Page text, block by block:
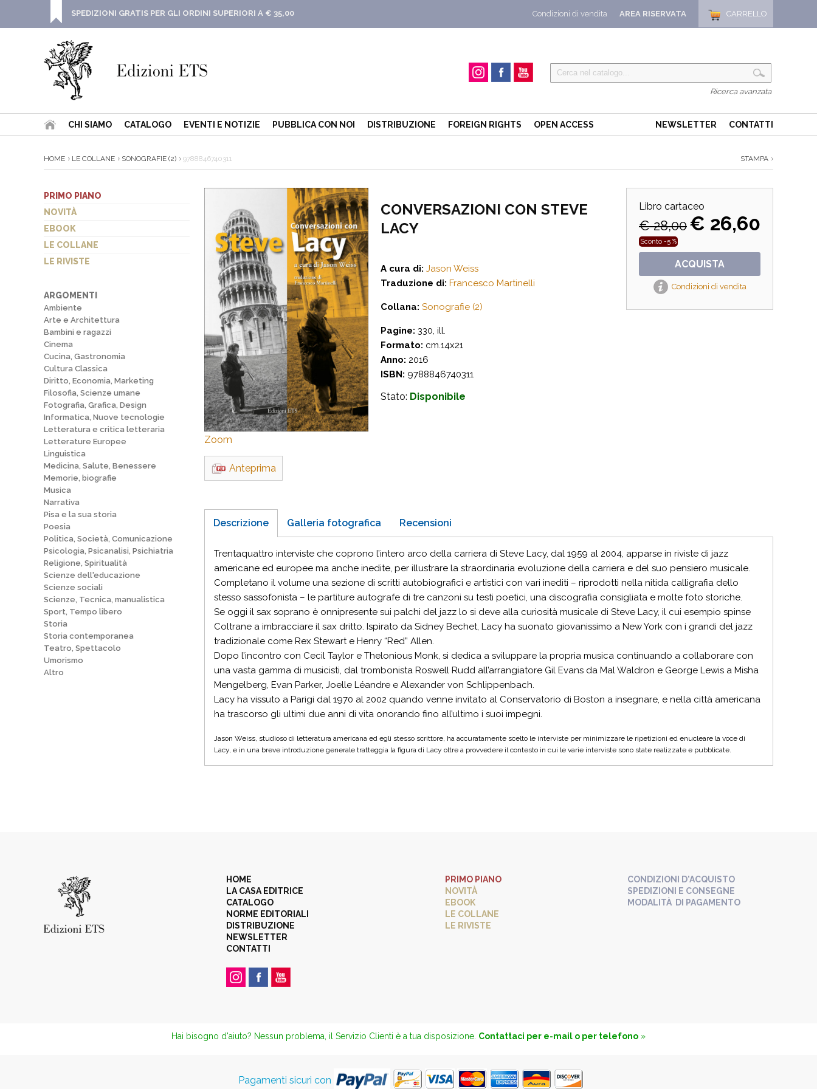
CARRELLO
AREA RISERVATA
Condizioni di vendita
SPEDIZIONI GRATIS PER GLI ORDINI SUPERIORI A € 35,00
Ricerca avanzata
CHI SIAMO CATALOGO EVENTI E NOTIZIE PUBBLICA CON NOI DISTRIBUZIONE FOREIGN RIGHTS OPEN ACCESS NEWSLETTER CONTATTI
HOME LE COLLANE SONOGRAFIE (2) 9788846740311 STAMPA
PRIMO PIANO
NOVITÀ
EBOOK
LE COLLANE
LE RIVISTE
ARGOMENTI
Ambiente
Arte e Architettura
Bambini e ragazzi
Cinema
Cucina, Gastronomia
Cultura Classica
Diritto, Economia, Marketing
Filosofia, Scienze umane
Fotografia, Grafica, Design
Informatica, Nuove tecnologie
Letteratura e critica letteraria
Letterature Europee
Linguistica
Medicina, Salute, Benessere
Memorie, biografie
Musica
Narrativa
Pisa e la sua storia
Poesia
Politica, Società, Comunicazione
Psicologia, Psicanalisi, Psichiatria
Religione, Spiritualità
Scienze dell'educazione
Scienze sociali
Scienze, Tecnica, manualistica
Sport, Tempo libero
Storia
Storia contemporanea
Teatro, Spettacolo
Umorismo
Altro
Libro cartaceo
€ 28,00€ 26,60
Sconto -5 %
ACQUISTA
Condizioni di vendita
Zoom
CONVERSAZIONI CON STEVE
LACY
A cura di: Jason Weiss
Traduzione di: Francesco Martinelli
Collana: Sonografie (2)
Pagine: 330, ill.
Formato: cm.14x21
Anno: 2016
ISBN: 9788846740311
Stato: Disponibile
Anteprima
Descrizione Galleria fotografica Recensioni
Trentaquattro interviste che coprono l’intero arco della carriera di Steve Lacy, dal 1959 al 2004, apparse in riviste di jazz
americane ed europee ma anche inedite, per illustrare la straordinaria evoluzione della carriera e del suo pensiero musicale.
Completano il volume una sezione di scritti autobiografici e artistici con vari inediti – riprodotti nella nitida calligrafia dello
stesso sassofonista – le partiture autografe di tre canzoni su testi poetici, una discografia consigliata e molte foto storiche.
Se oggi il sax soprano è onnipresente sui palchi del jazz lo si deve alla curiosità musicale di Steve Lacy, il cui esempio spinse
Coltrane a imbracciare il sax dritto. Ispirato da Sidney Bechet, Lacy ha suonato giovanissimo a New York con i grandi del jazz
tradizionale come Rex Stewart e Henry “Red” Allen.
Dopo l’incontro con Cecil Taylor e Thelonious Monk, si dedica a sviluppare la propria musica continuando a collaborare con
una vasta gamma di musicisti, dal trombonista Roswell Rudd all’arrangiatore Gil Evans da Mal Waldron e George Lewis a Misha
Mengelberg, Evan Parker, Joelle Léandre e Alexander von Schlippenbach.
Lacy ha vissuto a Parigi dal 1970 al 2002 quando venne invitato al Conservatorio di Boston a insegnare, e nella città americana
ha trascorso gli ultimi due anni di vita onorando fino all’ultimo i suoi impegni.
Jason Weiss, studioso di letteratura americana ed egli stesso scrittore, ha accuratamente scelto le interviste per minimizzare le ripetizioni ed enucleare la voce di
Lacy, e in una breve introduzione generale tratteggia la figura di Lacy oltre a provvedere il contesto in cui le varie interviste sono state realizzate e pubblicate.
HOME
LA CASA EDITRICE
CATALOGO
NORME EDITORIALI
DISTRIBUZIONE
NEWSLETTER
CONTATTI
PRIMO PIANO
NOVITÀ
EBOOK
LE COLLANE
LE RIVISTE
CONDIZIONI D'ACQUISTO
SPEDIZIONI E CONSEGNE
MODALITÀ DI PAGAMENTO
Hai bisogno d'aiuto? Nessun problema, il Servizio Clienti è a tua disposizione. Contattaci per e-mail o per telefono »
Pagamenti sicuri con